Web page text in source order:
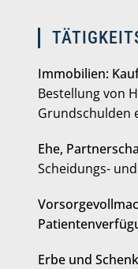
Immobilien:
Bestellung von
Grundschulden
Ehe,
Scheidungs-
Erbe und